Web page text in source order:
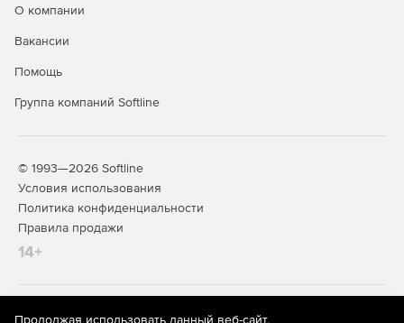
О компании
Вакансии
Помощь
Группа компаний Softline
© 1993—2026 Softline
Условия использования
Политика конфиденциальности
Правила продажи
14+
На информационном ресурсе store.softline.ru применяются
Продолжая использовать данный веб-сайт,